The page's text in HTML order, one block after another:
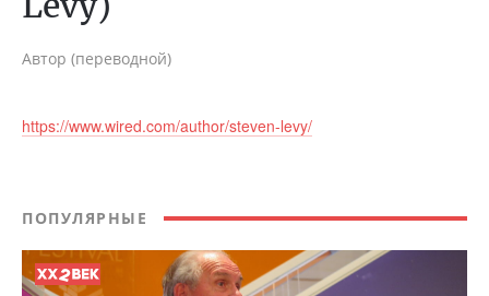
Автор (переводной)
https://www.wired.com/author/steven-levy/
ПОПУЛЯРНЫЕ